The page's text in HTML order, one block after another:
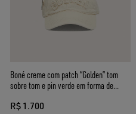
Boné creme com patch “Golden” tom
sobre tom e pin verde em forma de
R$ 1.700